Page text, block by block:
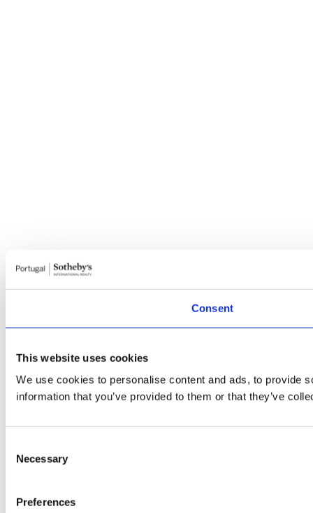
Consent
This website uses cookies
We use cookies to personalise content and ads, to provide
information that you’ve provided to them or that they’ve
Selection
Necessary
Preferences